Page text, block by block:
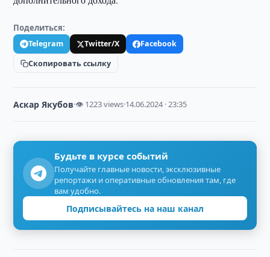
Поделиться:
Telegram Twitter/X
Facebook
Скопировать ссылку
Аскар Якубов·👁 1223 views·14.06.2024 · 23:35
Будьте в курсе событий
Получайте главные новости, эксклюзивные
репортажи и оперативные обновления там, где
вам удобно.
Подписывайтесь на наш канал